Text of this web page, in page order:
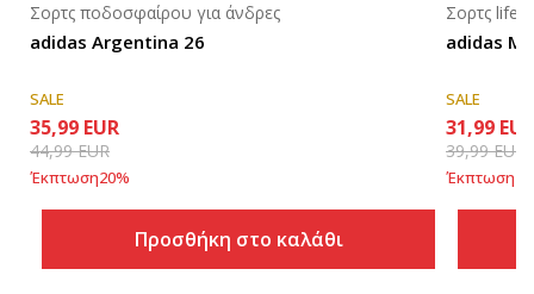
adidas Argentina 26
Σορτς ποδοσφαίρου για άνδρες
SALE
35,99 EUR
44,99EUR
Έκπτωση20%
Προσθήκη στο καλάθι
adidas M
Σορτς
SALE
31,99 EUR
39,99EUR
Έκπτωση